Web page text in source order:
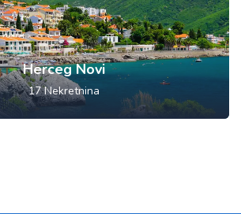
Herceg Novi
17Nekretnina